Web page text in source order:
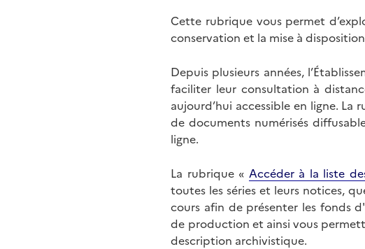
Cette rubrique vous permet
conservation et la mise à
Depuis plusieurs années,
faciliter leur consultation à
aujourd’hui accessible en ligne. La
de documents numérisés
ligne.
La rubrique « Accéder à la liste
toutes les séries et leurs notices,
cours afin de présenter les fonds
de production et ainsi vous
description archivistique.